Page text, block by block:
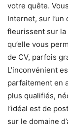
votre quête.
Internet, sur l’un
fleurissent sur la
qu’elle vous
de CV, parfois
L’inconvénient
parfaitement en
plus qualifiés,
l’idéal est de
sur le domaine